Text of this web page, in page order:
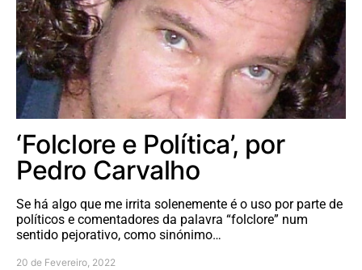
‘Folclore e Política’, por
Pedro Carvalho
Se há algo que me irrita solenemente é o uso por parte de
políticos e comentadores da palavra “folclore” num
sentido pejorativo, como sinónimo…
20 de Fevereiro, 2022